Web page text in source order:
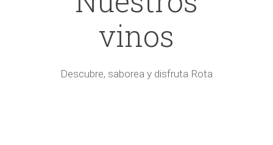
vinos
Descubre, saborea y disfruta Rota